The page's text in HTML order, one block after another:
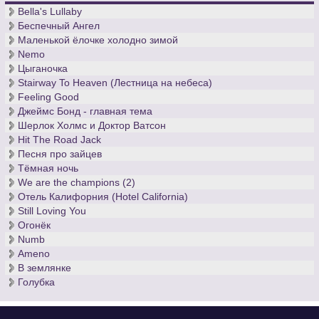
Bella's Lullaby
Беспечный Ангел
Маленькой ёлочке холодно зимой
Nemo
Цыганочка
Stairway To Heaven (Лестница на небеса)
Feeling Good
Джеймс Бонд - главная тема
Шерлок Холмс и Доктор Ватсон
Hit The Road Jack
Песня про зайцев
Тёмная ночь
We are the champions (2)
Отель Калифорния (Hotel California)
Still Loving You
Огонёк
Numb
Ameno
В землянке
Голубка